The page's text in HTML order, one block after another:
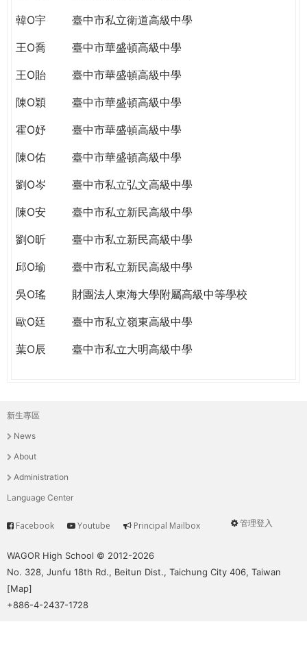
韓O宇
臺中市私立衛道高級中學
王O喬
臺中市華盛頓高級中學
王O貽
臺中市華盛頓高級中學
陳O穎
臺中市華盛頓高級中學
霍O妤
臺中市華盛頓高級中學
陳O佑
臺中市華盛頓高級中學
劉O岑
臺中市私立弘文高級中學
陳O安
臺中市私立新民高級中學
劉O昕
臺中市私立新民高級中學
邱O瑜
臺中市私立新民高級中學
吳O瑤
財團法人東海大學附屬高級中等學校
歐O廷
臺中市私立嶺東高級中學
葉O辰
臺中市私立大明高級中學
主
選
單
新生專區
News
About
Administration
Language Center
User
管理登入
Service
Facebook Youtube Principal Mailbox
WAGOR High School © 2012-2026
No. 328, Junfu 18th Rd., Beitun Dist., Taichung City 406, Taiwan
[Map]
+886-4-2437-1728